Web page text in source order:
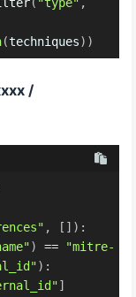
(techniques) )
/
, [ ] ) :
) ==
"mitre-
) :
]